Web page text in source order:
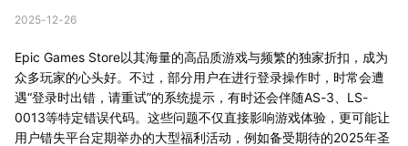
2025-12-26
Epic Games Store以其海量的高品质游戏与频繁的独家折扣，成为
众多玩家的心头好。不过，部分用户在进行登录操作时，时常会遭
遇“登录时出错，请重试”的系统提示，有时还会伴随AS-3、LS-
0013等特定错误代码。这些问题不仅直接影响游戏体验，更可能让
用户错失平台定期举办的大型福利活动，例如备受期待的2025年圣